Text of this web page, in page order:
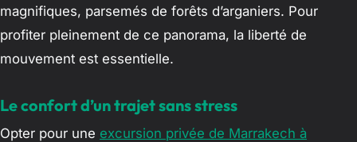
magnifiques, parsemés de forêts d’arganiers. Pour
profiter pleinement de ce panorama, la liberté de
mouvement est essentielle.
Le confort d’un trajet sans stress
Opter pour une excursion privée de Marrakech à